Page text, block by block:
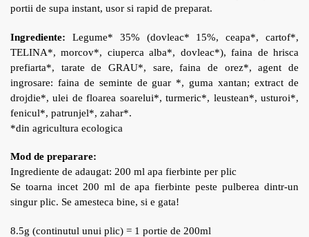
portii de supa instant, usor si rapid de preparat.
Ingrediente: Legume* 35% (dovleac* 15%, ceapa*, cartof*,
TELINA*, morcov*, ciuperca alba*, dovleac*), faina de hrisca
prefiarta*, tarate de GRAU*, sare, faina de orez*, agent de
ingrosare: faina de seminte de guar *, guma xantan; extract de
drojdie*, ulei de floarea soarelui*, turmeric*, leustean*, usturoi*,
fenicul*, patrunjel*, zahar*.
*din agricultura ecologica
Mod de preparare:
Ingrediente de adaugat: 200 ml apa fierbinte per plic
Se toarna incet 200 ml de apa fierbinte peste pulberea dintr-un
singur plic. Se amesteca bine, si e gata!
8.5g (continutul unui plic) = 1 portie de 200ml